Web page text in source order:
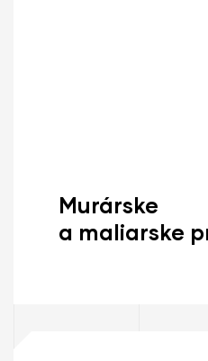
Murárske
a maliarske